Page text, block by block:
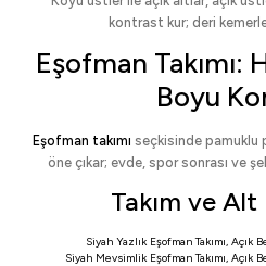
kontrast kur; deri
Eşofman Takımı:
Boyu
Eşofman takımı seçkisinde pamuklu
öne çıkar; evde, spor sonrası ve
Takım ve
Siyah Yazlık Eşofman Takımı, Açık
Siyah Mevsimlik Eşofman Takımı, Açık